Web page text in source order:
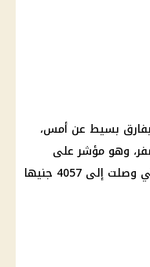
بسيط عن أمس،
وهو مؤشر على
تراجعه بعد موجة الارتفاع الكبيرة التي وصلت إلى 4057 جنيها